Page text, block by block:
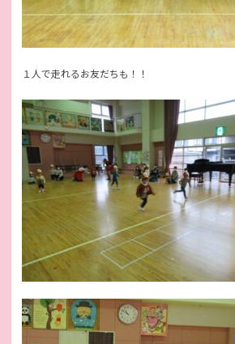
１人で走れるお友だちも！！